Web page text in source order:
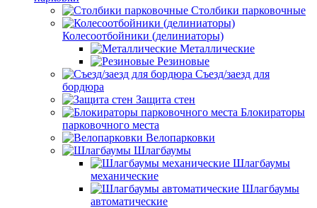
Столбики парковочные
Колесоотбойники (делиниаторы)
Металлические
Резиновые
Съезд/заезд для
бордюра
Защита стен
Блокираторы
парковочного места
Велопарковки
Шлагбаумы
Шлагбаумы
механические
Шлагбаумы
автоматические